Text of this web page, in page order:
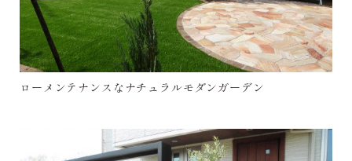
ローメンテナンスなナチュラルモダンガーデン